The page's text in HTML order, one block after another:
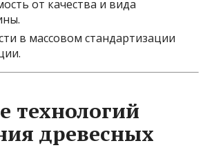
от качества и вида
в массовом стандартизации
технологий
древесных